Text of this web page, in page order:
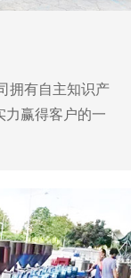
拥有自主知识产
力赢得客户的一